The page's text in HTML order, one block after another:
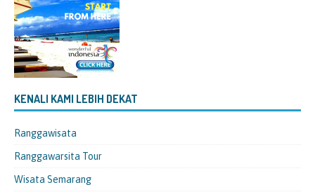
KENALI KAMI LEBIH DEKAT
Ranggawisata
Ranggawarsita Tour
Wisata Semarang